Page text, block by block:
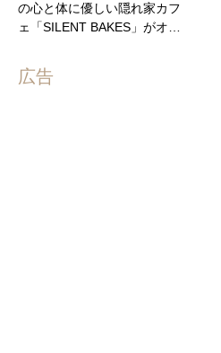
の心と体に優しい隠れ家カフ
ェ「SILENT BAKES」がオ…
広告